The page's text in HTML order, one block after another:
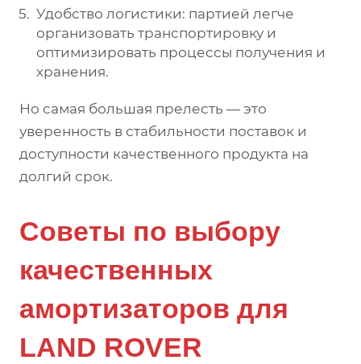
Удобство логистики: партией легче
организовать транспортировку и
оптимизировать процессы получения и
хранения.
Но самая большая прелесть — это
уверенность в стабильности поставок и
доступности качественного продукта на
долгий срок.
Советы по выбору
качественных
амортизаторов для
LAND ROVER